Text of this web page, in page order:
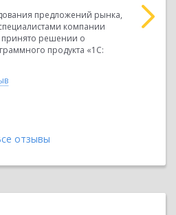
предложений рынка,
компании
решении о
продукта «1С:
отзывы